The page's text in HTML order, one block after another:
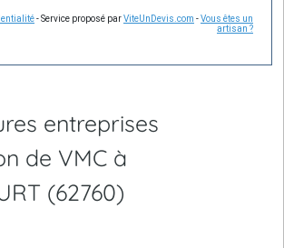
- Service proposé parViteUnDevis.com -Vous êtes un
artisan ?
entreprises
de VMC à
(62760)